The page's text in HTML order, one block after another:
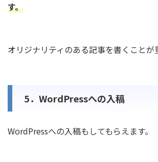
す。
オリジナリティのある記事を書くことが
5．WordPressへの入稿
WordPressへの入稿もしてもらえます。